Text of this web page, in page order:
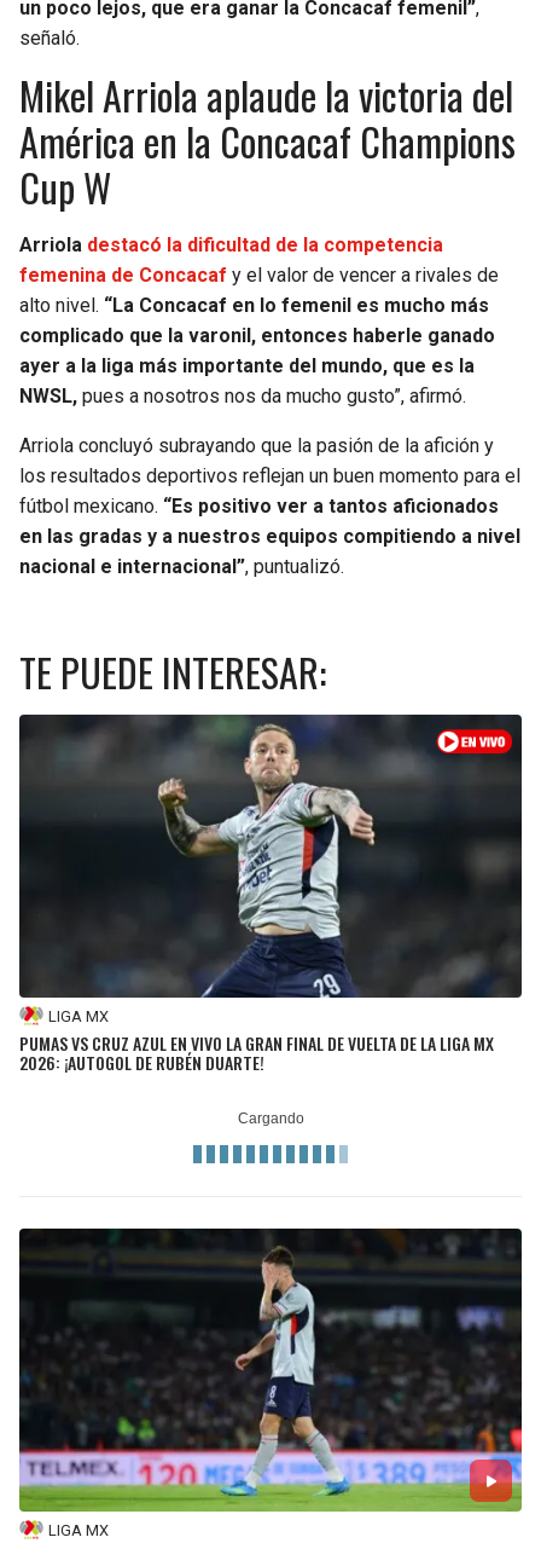
un poco lejos, que era ganar la Concacaf femenil”,
señaló.
Mikel Arriola aplaude la victoria del
América en la Concacaf Champions
Cup W
Arriola destacó la dificultad de la competencia
femenina de Concacaf y el valor de vencer a rivales de
alto nivel. “La Concacaf en lo femenil es mucho más
complicado que la varonil, entonces haberle ganado
ayer a la liga más importante del mundo, que es la
NWSL, pues a nosotros nos da mucho gusto”, afirmó.
Arriola concluyó subrayando que la pasión de la afición y
los resultados deportivos reflejan un buen momento para el
fútbol mexicano. “Es positivo ver a tantos aficionados
en las gradas y a nuestros equipos compitiendo a nivel
nacional e internacional”, puntualizó.
TE PUEDE INTERESAR:
LIGA MX
PUMAS VS CRUZ AZUL EN VIVO LA GRAN FINAL DE VUELTA DE LA LIGA MX
2026: ¡AUTOGOL DE RUBÉN DUARTE!
LIGA MX